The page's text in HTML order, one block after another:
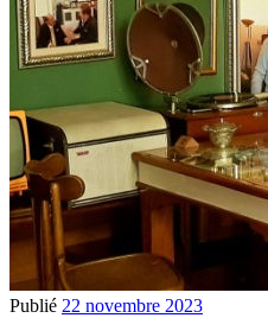
Publié 22 novembre 2023